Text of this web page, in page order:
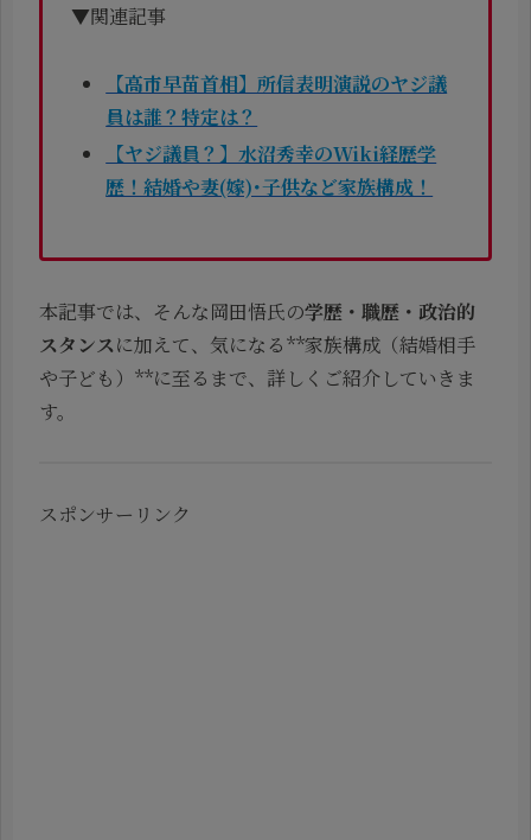
▼関連記事
【高市早苗首相】所信表明演説のヤジ議
員は誰？特定は？
【ヤジ議員？】水沼秀幸のWiki経歴学
歴！結婚や妻(嫁)･子供など家族構成！
本記事では、そんな岡田悟氏の学歴・職歴・政治的
スタンスに加えて、気になる**家族構成（結婚相手
や子ども）**に至るまで、詳しくご紹介していきま
す。
スポンサーリンク